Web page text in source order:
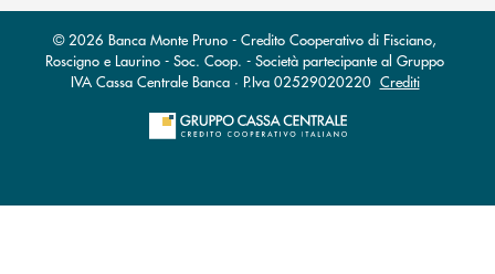
© 2026 Banca Monte Pruno - Credito Cooperativo di Fisciano,
Roscigno e Laurino - Soc. Coop. - Società partecipante al Gruppo
IVA Cassa Centrale Banca · P.Iva 02529020220 Crediti